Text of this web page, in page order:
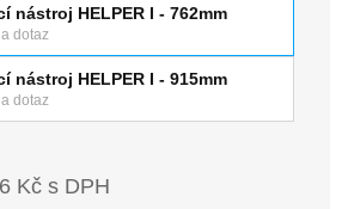
HELPER I - 762mm
dotaz
HELPER I - 915mm
dotaz
Kč s DPH